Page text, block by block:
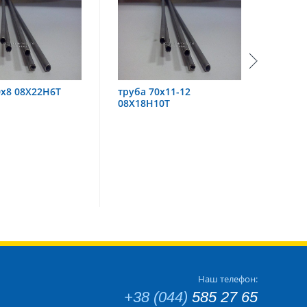
70х11-12
труба 60х6 08Х18Н10
Наш телефон:
+38 (044) 585 27 65